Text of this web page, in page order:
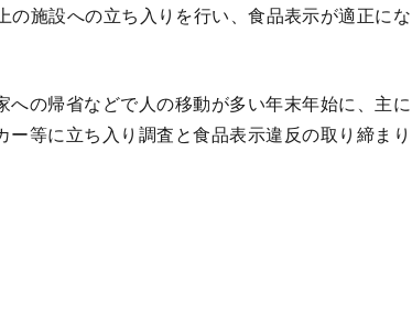
施設への立ち入りを行い、食品表示が適正にな
の帰省などで人の移動が多い年末年始に、主に
等に立ち入り調査と食品表示違反の取り締まり